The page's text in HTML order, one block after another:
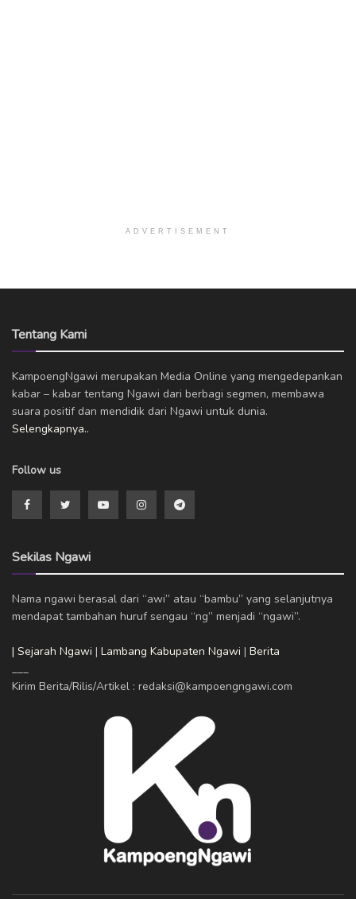
ADVERTISEMENT
Tentang Kami
KampoengNgawi merupakan Media Online yang mengedepankan
kabar – kabar tentang Ngawi dari berbagi segmen, membawa
suara positif dan mendidik dari Ngawi untuk dunia.
Selengkapnya..
Follow us
Sekilas Ngawi
Nama ngawi berasal dari “awi” atau “bambu” yang selanjutnya
mendapat tambahan huruf sengau “ng” menjadi “ngawi”.
| Sejarah Ngawi | Lambang Kabupaten Ngawi | Berita
Kirim Berita/Rilis/Artikel : redaksi@kampoengngawi.com